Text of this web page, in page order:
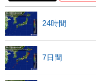
24時間
7日間